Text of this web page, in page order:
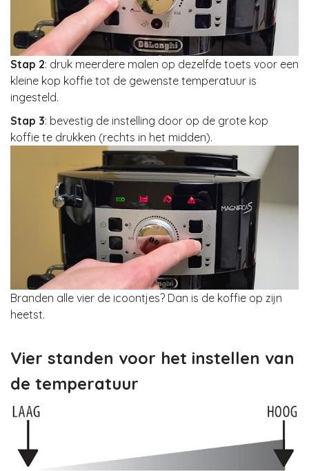
Stap 2: druk meerdere malen op dezelfde toets voor een
kleine kop koffie tot de gewenste temperatuur is
ingesteld.
Stap 3: bevestig de instelling door op de grote kop
koffie te drukken (rechts in het midden).
Branden alle vier de icoontjes? Dan is de koffie op zijn
heetst.
Vier standen voor het instellen van
de temperatuur